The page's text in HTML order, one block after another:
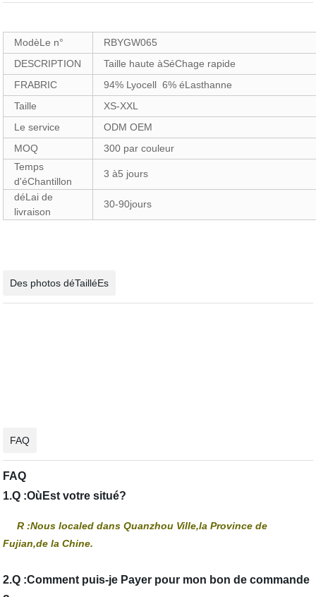
ModèLe n°
RBYGW065
DESCRIPTION
Taille haute àSéChage rapide
FRABRIC
94% Lyocell 6% éLasthanne
Taille
XS-XXL
Le service
ODM OEM
MOQ
300 par couleur
Temps
d'éChantillon
3 à5 jours
déLai de
livraison
30-90jours
Des photos déTailléEs
FAQ
FAQ
1.Q :OùEst votre situé?
R :Nous localed dans Quanzhou Ville,la Province de
Fujian,de la Chine.
2.Q :Comment puis-je Payer pour mon bon de commande